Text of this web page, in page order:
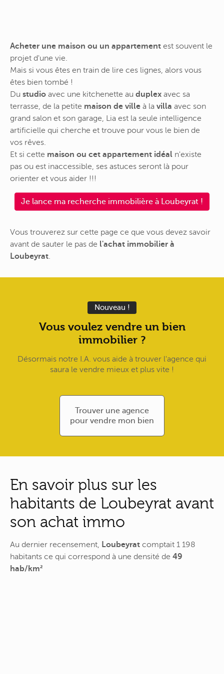
Acheter une maison ou un appartement est souvent le
projet d'une vie.
Mais si vous êtes en train de lire ces lignes, alors vous
êtes bien tombé !
Du studio avec une kitchenette au duplex avec sa
terrasse, de la petite maison de ville à la villa avec son
grand salon et son garage, Lia est la seule intelligence
artificielle qui cherche et trouve pour vous le bien de
vos rêves.
Et si cette maison ou cet appartement idéal n'existe
pas ou est inaccessible, ses astuces seront là pour
orienter et vous aider !!!
Je lance ma recherche immobilière à Loubeyrat !
Vous trouverez sur cette page ce que vous devez savoir
avant de sauter le pas de l'achat immobilier à
Loubeyrat.
Nouveau !
Vous voulez vendre un bien
immobilier ?
Désormais notre I.A. vous aide à trouver l'agence qui
saura le vendre mieux et plus vite !
Trouver une agence
pour vendre mon bien
En savoir plus sur les
habitants de Loubeyrat avant
son achat immo
Au dernier recensement, Loubeyrat comptait 1 198
habitants ce qui correspond à une densité de 49
hab/km²